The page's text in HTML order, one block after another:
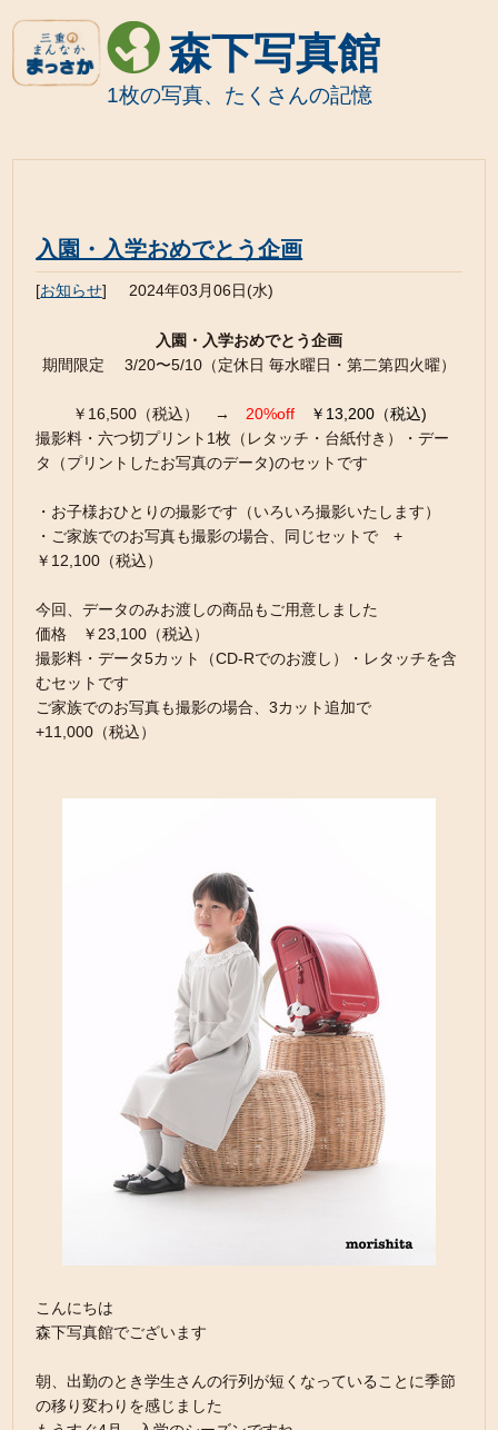
森下写真館
1枚の写真、たくさんの記憶
入園・入学おめでとう企画
[お知らせ] 2024年03月06日(水)
入園・入学おめでとう企画
期間限定 3/20〜5/10（定休日 毎水曜日・第二第四火曜）
￥16,500（税込） → 20%off
￥13,200（税込)
撮影料・六つ切プリント1枚（レタッチ・台紙付き）・デー
タ（プリントしたお写真のデータ)のセットです
・お子様おひとりの撮影です（いろいろ撮影いたします）
・ご家族でのお写真も撮影の場合、同じセットで +
￥12,100（税込）
今回、データのみお渡しの商品もご用意しました
価格 ￥23,100（税込）
撮影料・データ5カット（CD-Rでのお渡し）・レタッチを含
むセットです
ご家族でのお写真も撮影の場合、3カット追加で
+11,000（税込）
こんにちは
森下写真館でございます
朝、出勤のとき学生さんの行列が短くなっていることに季節
の移り変わりを感じました